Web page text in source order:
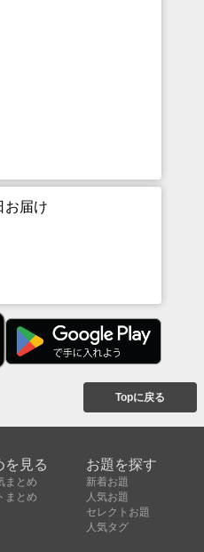
お届け
Topに戻る
を見る
まとめ
まとめ
お題を探す
新着お題
人気お題
セレクトお題
人気タグ